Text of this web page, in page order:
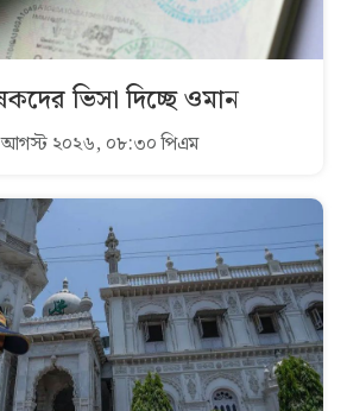
ভিসা দিচ্ছে ওমান
২০২৬, ০৮:৩০ পিএম